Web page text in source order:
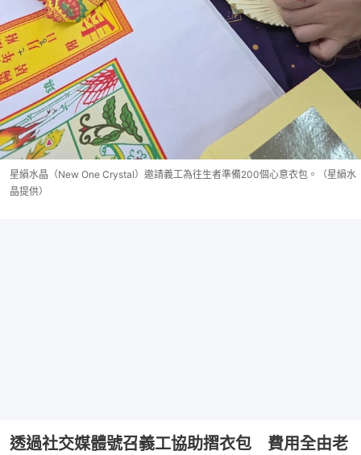
星縜水晶（New One Crystal）邀請義工為往生者準備200個心意衣包。（星縜水
晶提供）
透過社交媒體號召義工協助摺衣包 費用全由老